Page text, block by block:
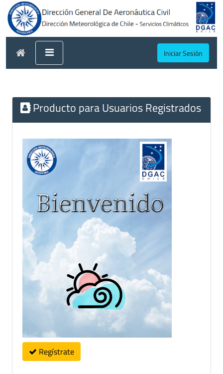
Iniciar Sesión
Producto para Usuarios Registrados
Regístrate